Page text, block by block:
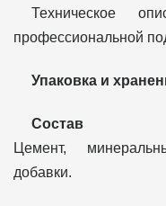
Техническое
профессиональной
Упаковка и
Состав
Цемент,
добавки.